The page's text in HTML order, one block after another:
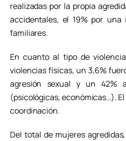
realizadas por la propia
accidentales, el 19% por
familiares.
En cuanto al tipo de
violencias físicas, un 3,6%
agresión sexual y un 42%
(psicológicas, económicas…).
coordinación.
Del total de mujeres